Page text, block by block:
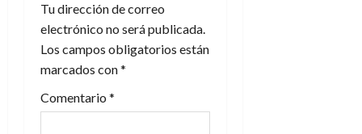
ó
n
e
Tu dirección de correo
electrónico no será publicada.
Los campos obligatorios están
marcados con*
Comentario *